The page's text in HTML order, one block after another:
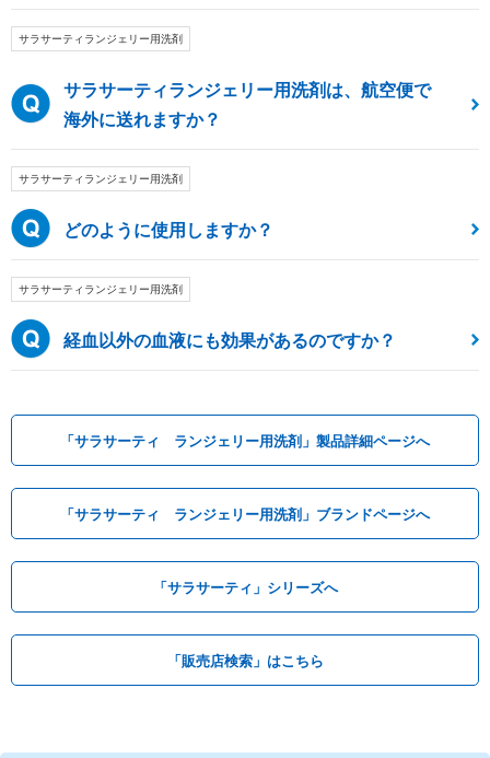
サラサーティランジェリー用洗剤
サラサーティランジェリー用洗剤は、航空便で
海外に送れますか？
サラサーティランジェリー用洗剤
どのように使用しますか？
サラサーティランジェリー用洗剤
経血以外の血液にも効果があるのですか？
「サラサーティ ランジェリー用洗剤」製品詳細ページへ
「サラサーティ ランジェリー用洗剤」ブランドページへ
「サラサーティ」シリーズへ
「販売店検索」はこちら